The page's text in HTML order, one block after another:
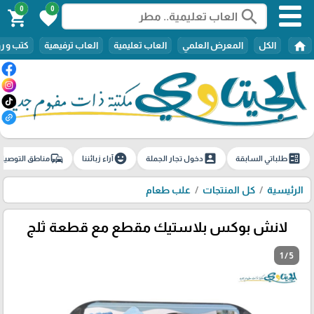
search
0
favorite
0
shopping_cart
home الكل المعرض العلمي العاب تعليمية العاب ترفيهية كتب و
ballotطلباتي السابقة account_boxدخول تجار الجملة emoji_emotionsآراء زبائننا commuteمناطق
الرئيسية كل المنتجات علب طعام
لانش بوكس بلاستيك مقطع مع قطعة ثلج
1 / 5